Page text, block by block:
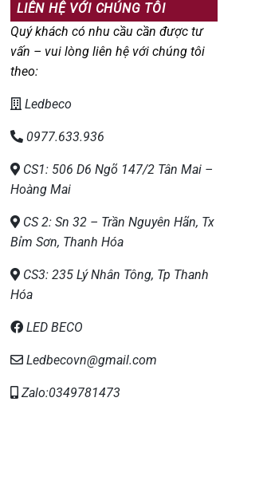
LIÊN HỆ VỚI CHÚNG TÔI
Quý khách có nhu cầu cần được tư
vấn – vui lòng liên hệ với chúng tôi
theo:
Ledbeco
0977.633.936
CS1: 506 D6 Ngõ 147/2 Tân Mai –
Hoàng Mai
CS 2: Sn 32 – Trần Nguyên Hãn, Tx
Bỉm Sơn, Thanh Hóa
CS3: 235 Lý Nhân Tông, Tp Thanh
Hóa
LED BECO
Ledbecovn@gmail.com
Zalo:0349781473